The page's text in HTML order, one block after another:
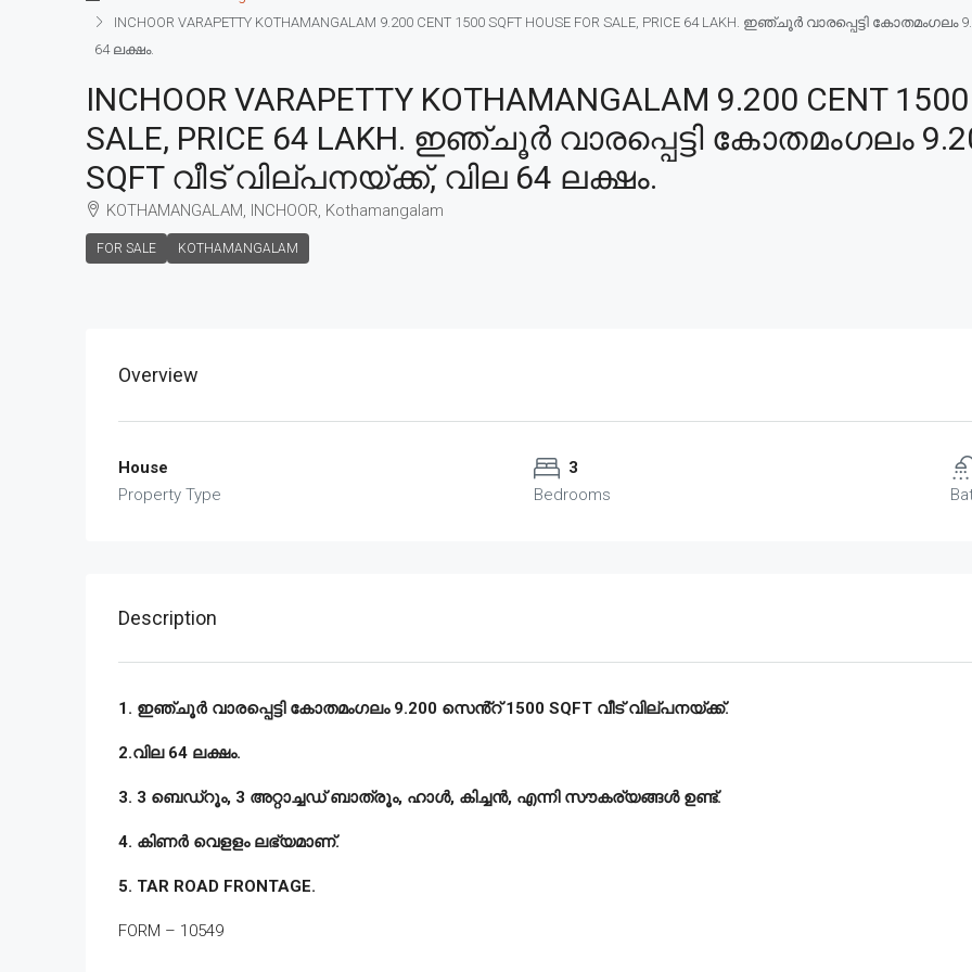
INCHOOR VARAPETTY KOTHAMANGALAM 9.200 CENT 1500 SQFT HOUSE FOR SALE, PRICE 64 LAKH. ഇഞ്ചൂർ വാരപ്പെട്ടി
64 ലക്ഷം.
INCHOOR VARAPETTY KOTHAMANGALAM 9.200 CENT 1500
SALE, PRICE 64 LAKH. ഇഞ്ചൂർ വാരപ്പെട്ടി കോതമംഗലം
SQFT വീട് വില്പനയ്ക്ക്, വില 64 ലക്ഷം.
KOTHAMANGALAM, INCHOOR, Kothamangalam
FOR SALE KOTHAMANGALAM
Overview
House
Property Type
3
Bedrooms
Description
1. ഇഞ്ചൂർ വാരപ്പെട്ടി കോതമംഗലം 9.200 സെൻ്റ് 1500 SQFT വീട് വില്പനയ്ക്ക്.
2.വില 64 ലക്ഷം.
3. 3 ബെഡ്‌റൂം, 3 അറ്റാച്ചഡ് ബാത്രൂം, ഹാൾ, കിച്ചൻ, എന്നി സൗകര്യങ്ങൾ ഉണ്ട്.
4. കിണർ വെളളം ലഭ്യമാണ്.
5. TAR ROAD FRONTAGE.
FORM – 10549